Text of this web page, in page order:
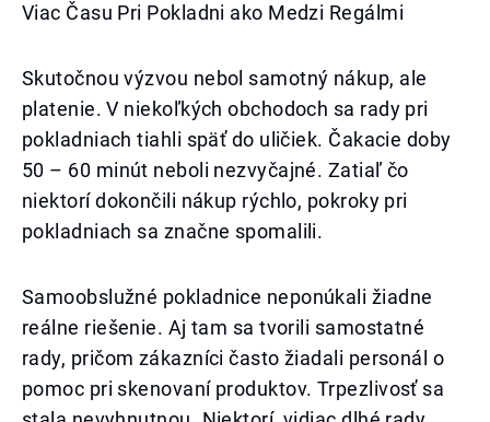
Viac Času Pri Pokladni ako Medzi Regálmi
Skutočnou výzvou nebol samotný nákup, ale
platenie. V niekoľkých obchodoch sa rady pri
pokladniach tiahli späť do uličiek. Čakacie doby
50 – 60 minút neboli nezvyčajné. Zatiaľ čo
niektorí dokončili nákup rýchlo, pokroky pri
pokladniach sa značne spomalili.
Samoobslužné pokladnice neponúkali žiadne
reálne riešenie. Aj tam sa tvorili samostatné
rady, pričom zákazníci často žiadali personál o
pomoc pri skenovaní produktov. Trpezlivosť sa